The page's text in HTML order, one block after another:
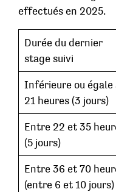
effectués en 2025.
Durée du dernier
stage suivi
Inférieure ou égale
21 heures (3 jours)
Entre 22 et 35
(5 jours)
Entre 36 et 70
(entre 6 et 10 jours)